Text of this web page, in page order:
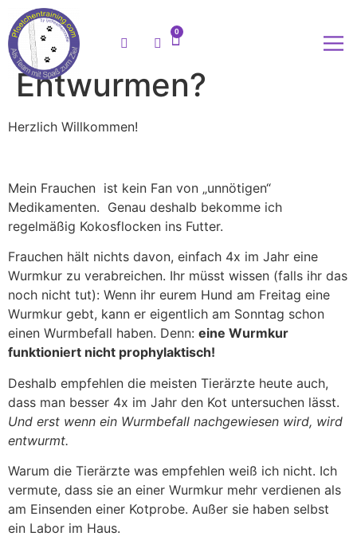
0
Entwurmen?
Herzlich Willkommen!
Mein Frauchen ist kein Fan von „unnötigen“
Medikamenten. Genau deshalb bekomme ich
regelmäßig Kokosflocken ins Futter.
Frauchen hält nichts davon, einfach 4x im Jahr eine
Wurmkur zu verabreichen. Ihr müsst wissen (falls ihr das
noch nicht tut): Wenn ihr eurem Hund am Freitag eine
Wurmkur gebt, kann er eigentlich am Sonntag schon
einen Wurmbefall haben. Denn: eine Wurmkur
funktioniert nicht prophylaktisch!
Deshalb empfehlen die meisten Tierärzte heute auch,
dass man besser 4x im Jahr den Kot untersuchen lässt.
Und erst wenn ein Wurmbefall nachgewiesen wird, wird
entwurmt.
Warum die Tierärzte was empfehlen weiß ich nicht. Ich
vermute, dass sie an einer Wurmkur mehr verdienen als
am Einsenden einer Kotprobe. Außer sie haben selbst
ein Labor im Haus.